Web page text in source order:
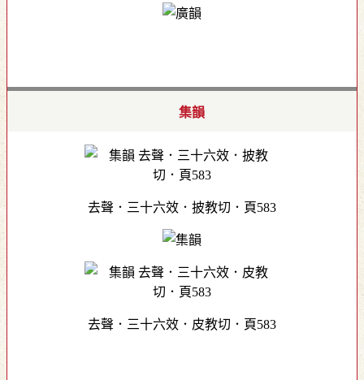
集韻
去聲．三十六效．披教切．頁583
去聲．三十六效．皮教切．頁583